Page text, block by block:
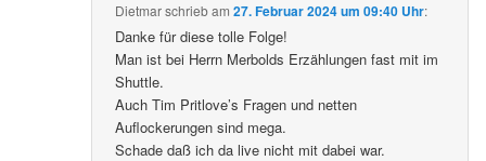
Dietmarschriebam27. Februar 2024 um 09:40 Uhr:
Danke für diese tolle Folge!
Man ist bei Herrn Merbolds Erzählungen fast mit im
Shuttle.
Auch Tim Pritlove’s Fragen und netten
Auflockerungen sind mega.
Schade daß ich da live nicht mit dabei war.